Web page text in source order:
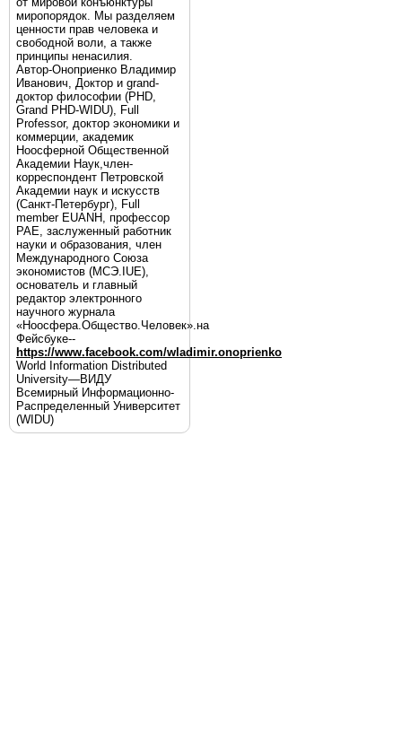
миропорядок. Мы разделяем
ценности прав человека и
свободной воли, а также
принципы ненасилия.
Автор-Оноприенко Владимир
Иванович, Доктор и grand-
доктор философии (PHD,
Grand PHD-WIDU), Full
Professor, доктор экономики и
коммерции, академик
Ноосферной Общественной
Академии Наук,член-
корреспондент Петровской
Академии наук и искусств
(Санкт-Петербург), Full
member EUANH, профессор
РАЕ, заслуженный работник
науки и образования, член
Международного Союза
экономистов (МСЭ.IUE),
основатель и главный
редактор электронного
научного журнала
«Ноосфера.Общество.Человек».на
Фейсбуке--
https://www.facebook.com/wladimir.onoprienko
World Information Distributed
University—ВИДУ
Всемирный Информационно-
Распределенный Университет
(WIDU)